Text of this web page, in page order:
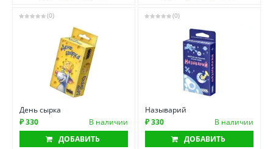
(0)
День сырка
₽ 330
В наличии
ДОБАВИТЬ
(0)
Называрий
₽ 330
В наличии
ДОБАВИТЬ